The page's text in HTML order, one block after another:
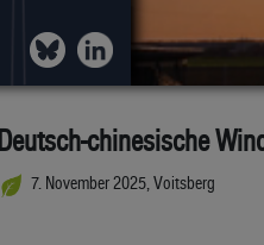
Deutsch-chinesische
7. November 2025, Voitsberg